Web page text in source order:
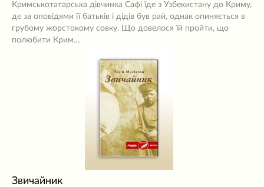
Кримськотатарська дівчинка Сафі їде з Узбекистану до Криму,
де за оповідями її батьків і дідів був рай, однак опиняється в
грубому жорстокому совку. Що довелося їй пройти, що
полюбити Крим…
Звичайник